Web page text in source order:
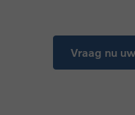
Vraag nu